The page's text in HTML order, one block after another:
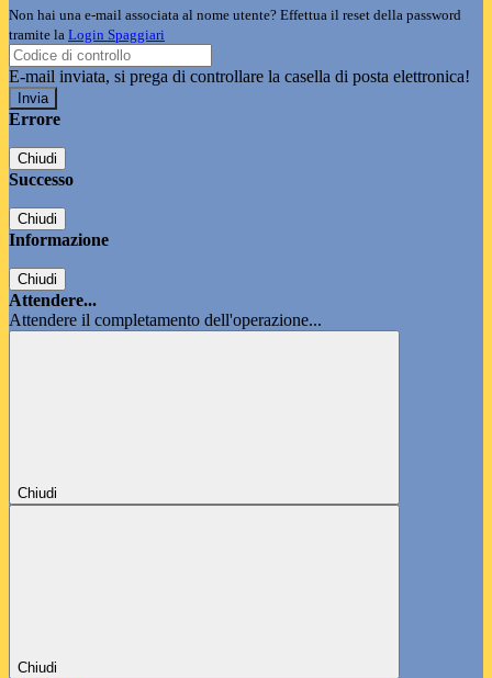
Non hai una e-mail associata al nome utente? Effettua il reset della password
tramite la Login Spaggiari
E-mail inviata, si prega di controllare la casella di posta elettronica!
Errore
Chiudi
Successo
Chiudi
Informazione
Chiudi
Attendere...
Attendere il completamento dell'operazione...
Chiudi
Chiudi